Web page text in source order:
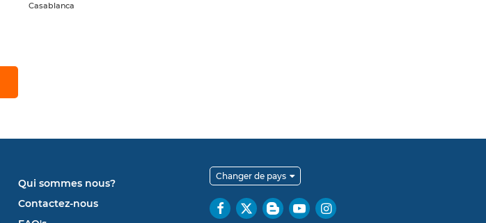
Casablanca
Qui sommes nous?
Contactez-nous
Changer de pays